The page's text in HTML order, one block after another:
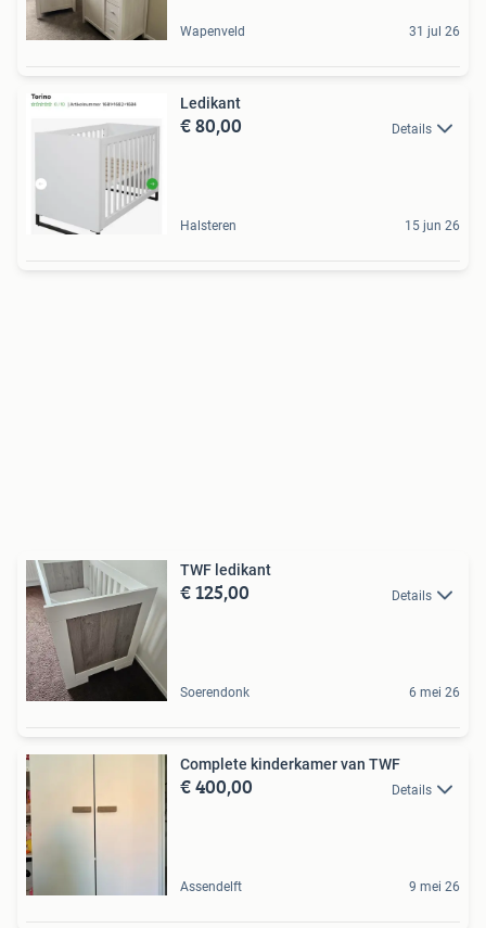
Wapenveld 31 jul 26
Ledikant
€ 80,00 Details
Halsteren 15 jun 26
TWF ledikant
€ 125,00 Details
Soerendonk 6 mei 26
Complete kinderkamer van TWF
€ 400,00 Details
Assendelft 9 mei 26